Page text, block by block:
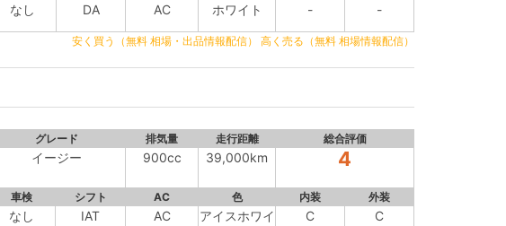
なし DA AC ホワイト - -
安く買う（無料 相場・出品情報配信） 高く売る（無料 相場情報配信）
グレード 排気量 走行距離 総合評価
イージー 900cc 39,000km 4
車検 シフト AC 色 内装 外装
なし IAT AC
アイスホワイ
C C